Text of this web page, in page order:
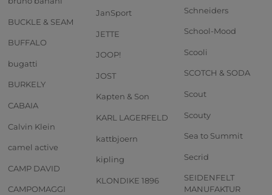
BUCKLE & SEAM
BUFFALO
bugatti
BURKELY
CABAIA
Calvin Klein
camel active
CAMP DAVID
CAMPOMAGGI
JanSport
JETTE
JOOP!
JOST
Kapten & Son
KARL LAGERFELD
kattbjoern
kipling
KLONDIKE 1896
Schneiders
School-Mood
Scooli
SCOTCH & SODA
Scout
Scouty
Sea to Summit
Secrid
SEIDENFELT
MANUFAKTUR